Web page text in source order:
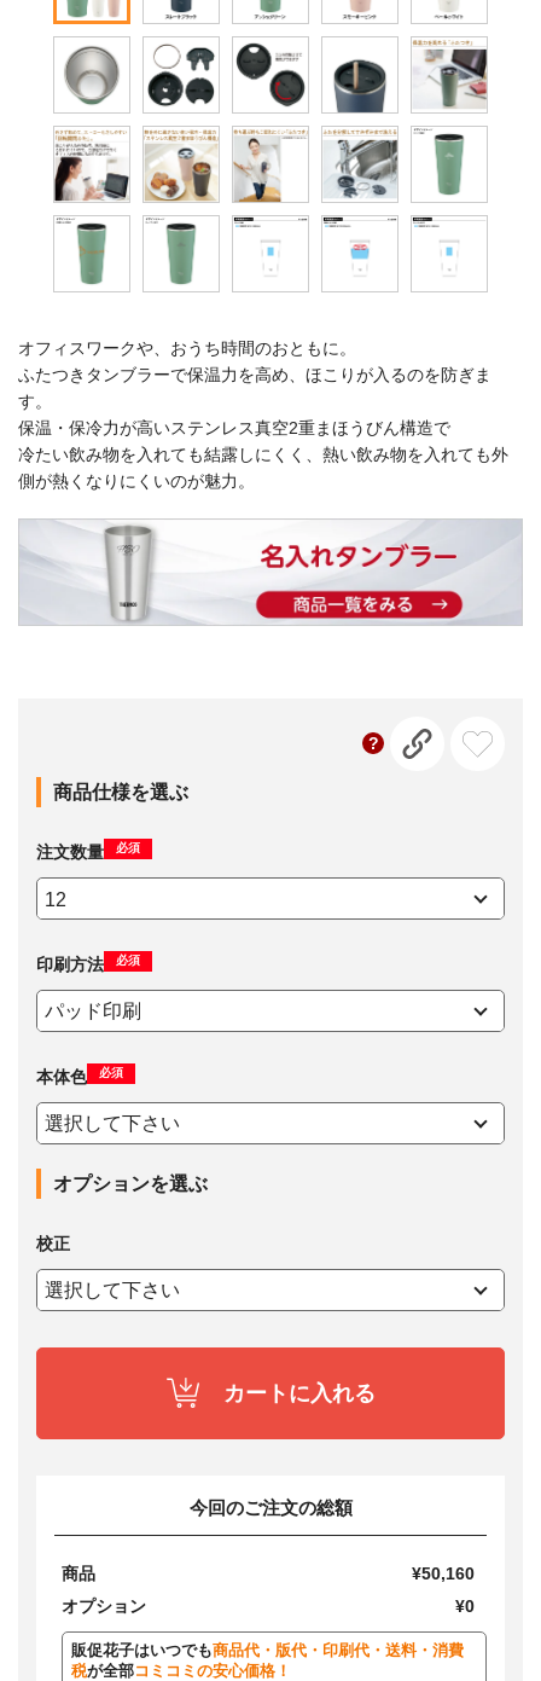
オフィスワークや、おうち時間のおともに。
ふたつきタンブラーで保温力を高め、ほこりが入るのを防ぎま
す。
保温・保冷力が高いステンレス真空2重まほうびん構造で
冷たい飲み物を入れても結露しにくく、熱い飲み物を入れても外
側が熱くなりにくいのが魅力。
商品仕様を選ぶ
注文数量 必須
印刷方法 必須
本体色 必須
オプションを選ぶ
校正
カートに入れる
今回のご注文の総額
商品
¥50,160
オプション
¥0
販促花子はいつでも商品代・版代・印刷代・送料・消費
税が全部コミコミの安心価格！